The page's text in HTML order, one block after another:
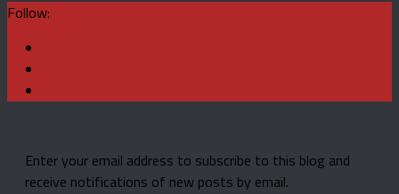
Follow:
Enter your email address to subscribe to this blog and
receive notifications of new posts by email.